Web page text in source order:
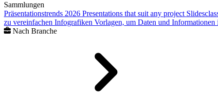
Sammlungen
Präsentationstrends 2026 Presentations that suit any project
zu vereinfachen Infografiken Vorlagen, um Daten und
Nach Branche